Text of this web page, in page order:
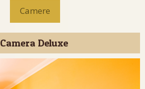
Camere
Camera Deluxe